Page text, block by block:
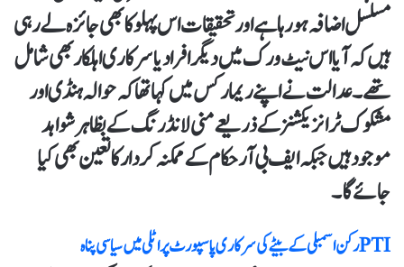
مسلسل اضافہ ہو رہا ہے اور تحقیقات اس پہلو کا بھی جائزہ لے رہی
ہیں کہ آیا اس نیٹ ورک میں دیگر افراد یا سرکاری اہلکار بھی شامل
تھے۔ عدالت نے اپنے ریمارکس میں کہا تھا کہ حوالہ ہنڈی اور
مشکوک ٹرانزیکشنز کے ذریعے منی لانڈرنگ کے بظاہر شواہد
موجود ہیں جبکہ ایف بی آر حکام کے ممکنہ کردار کا تعین بھی کیا
جائے گا۔
PTIرکن اسمبلی کے بیٹے کی سرکاری پاسپورٹ پر اٹلی میں سیاسی پناہ